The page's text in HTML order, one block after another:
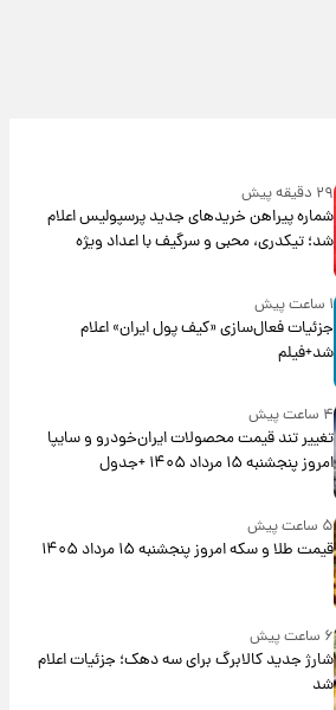
۲۹ دقیقه پیش
شماره پیراهن خریدهای جدید پرسپولیس اعلام
شد؛ تیکدری، محبی و سرگیف با اعداد ویژه
۱ ساعت پیش
جزئیات فعال‌سازی «کیف پول ایران» اعلام
شد+فیلم
۴ ساعت پیش
تغییر تند قیمت محصولات ایران‌خودرو و سایپا
امروز پنجشنبه ۱۵ مرداد ۱۴۰۵ +جدول
۵ ساعت پیش
قیمت طلا و سکه امروز پنجشنبه ۱۵ مرداد ۱۴۰۵
۶ ساعت پیش
شارژ جدید کالابرگ برای سه دهک؛ جزئیات اعلام
شد